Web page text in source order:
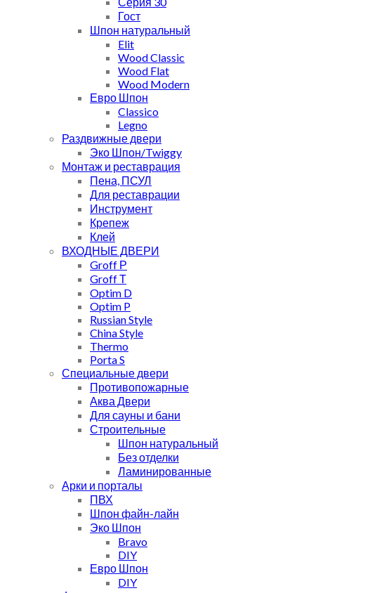
Гост
Шпон натуральный
Elit
Wood Classic
Wood Flat
Wood Modern
Евро Шпон
Classico
Legno
Раздвижные двери
Эко Шпон/Twiggy
Монтаж и реставрация
Пена, ПСУЛ
Для реставрации
Инструмент
Крепеж
Клей
ВХОДНЫЕ ДВЕРИ
Groff Р
Groff Т
Optim D
Optim P
Russian Style
China Style
Thermo
Porta S
Специальные двери
Противопожарные
Аква Двери
Для сауны и бани
Строительные
Шпон натуральный
Без отделки
Ламинированные
Арки и порталы
ПВХ
Шпон файн-лайн
Эко Шпон
Bravo
DIY
Евро Шпон
DIY